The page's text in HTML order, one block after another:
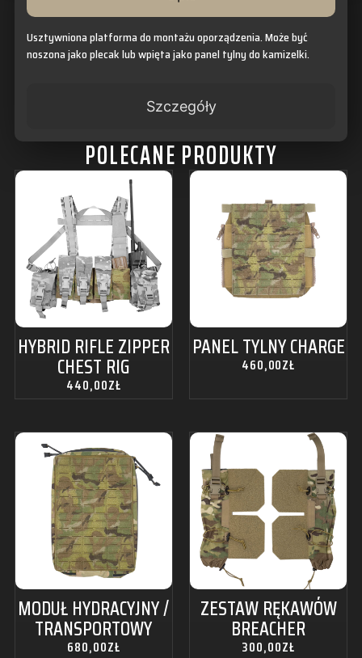
Szczegóły
Usztywniona platforma do montażu oporządzenia. Może być
noszona jako plecak lub wpięta jako panel tylny do kamizelki.
POLECANE PRODUKTY
HYBRID RIFLE ZIPPER
CHEST RIG
440,00ZŁ
PANEL TYLNY CHARGE
460,00ZŁ
MODUŁ HYDRACYJNY /
TRANSPORTOWY
680,00ZŁ
ZESTAW RĘKAWÓW
BREACHER
300,00ZŁ